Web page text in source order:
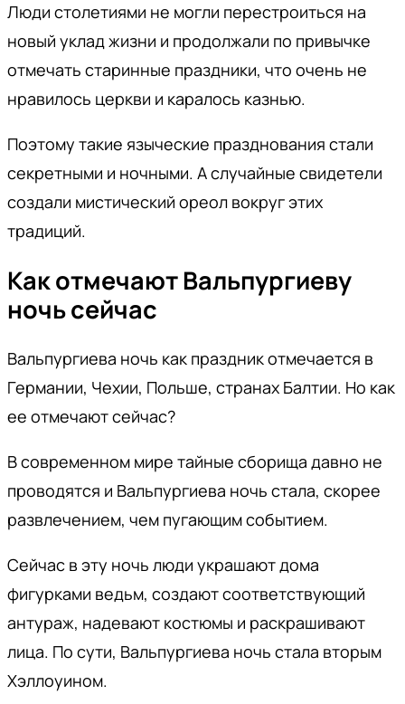
Люди столетиями не могли перестроиться на
новый уклад жизни и продолжали по привычке
отмечать старинные праздники, что очень не
нравилось церкви и каралось казнью.
Поэтому такие языческие празднования стали
секретными и ночными. А случайные свидетели
создали мистический ореол вокруг этих
традиций.
Как отмечают Вальпургиеву
ночь сейчас
Вальпургиева ночь как праздник отмечается в
Германии, Чехии, Польше, странах Балтии. Но как
ее отмечают сейчас?
В современном мире тайные сборища давно не
проводятся и Вальпургиева ночь стала, скорее
развлечением, чем пугающим событием.
Сейчас в эту ночь люди украшают дома
фигурками ведьм, создают соответствующий
антураж, надевают костюмы и раскрашивают
лица. По сути, Вальпургиева ночь стала вторым
Хэллоуином.